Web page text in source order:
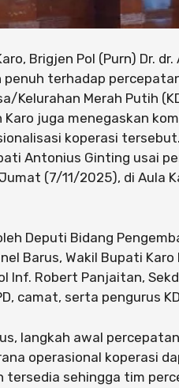
Brigjen Pol (Purn) Dr.
terhadap
Kelurahan Merah Putih
Karo juga menegaskan
koperasi tersebut.
Antonius Ginting usai
Jumat (7/11/2025), di Aula
Deputi Bidang
Barus, Wakil Bupati
Inf. Robert Panjaitan,
camat, serta pengurus
langkah awal
operasional koperasi
tersedia sehingga tim